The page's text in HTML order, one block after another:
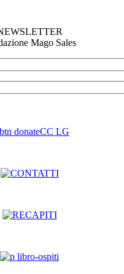
Mago Sales